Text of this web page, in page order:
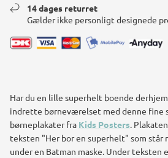
14 dages returret
Gælder ikke personligt designede
Har du en lille superhelt boende
indrette børneværelset med denne fine
børneplakaterfra Kids Posters.
teksten "Her bor en superhelt" som står
under en Batman maske. Under teksten